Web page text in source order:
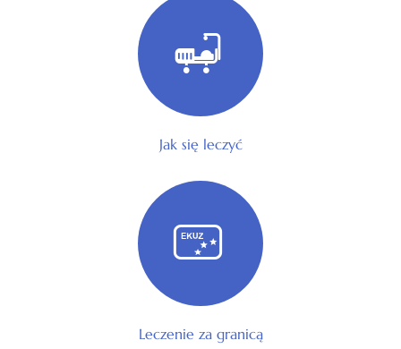
Jak się leczyć
Leczenie za granicą